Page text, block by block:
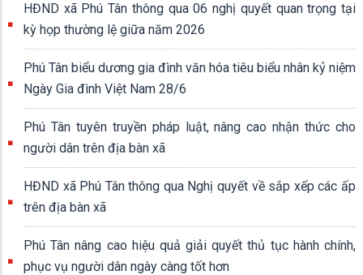
HĐND xã Phú Tân thông qua 06 nghị quyết quan trọng tại
kỳ họp thường lệ giữa năm 2026
Phú Tân biểu dương gia đình văn hóa tiêu biểu nhân kỷ niệm
Ngày Gia đình Việt Nam 28/6
Phú Tân tuyên truyền pháp luật, nâng cao nhận thức cho
người dân trên địa bàn xã
HĐND xã Phú Tân thông qua Nghị quyết về sắp xếp các ấp
trên địa bàn xã
Phú Tân nâng cao hiệu quả giải quyết thủ tục hành chính,
phục vụ người dân ngày càng tốt hơn